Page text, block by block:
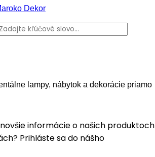
lampy, nábytok a dekorácie priamo
informácie o našich produktoch
Prihláste sa do nášho